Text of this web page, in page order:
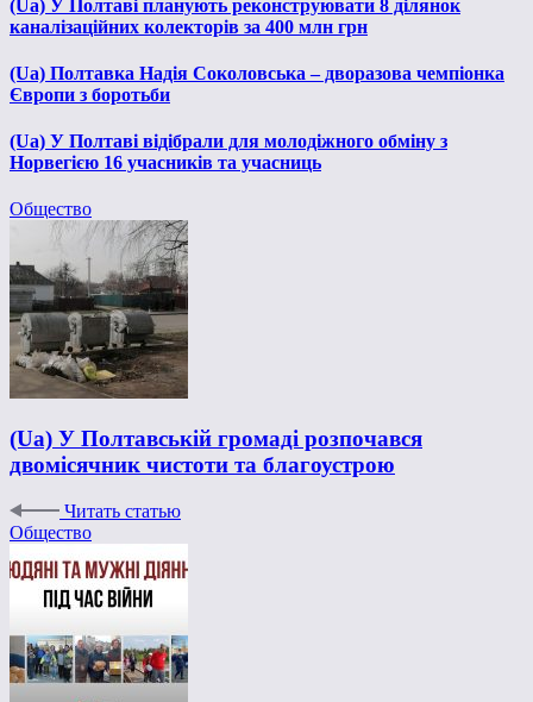
(Ua) У Полтаві планують реконструювати 8 ділянок
каналізаційних колекторів за 400 млн грн
(Ua) Полтавка Надія Соколовська – дворазова чемпіонка
Європи з боротьби
(Ua) У Полтаві відібрали для молодіжного обміну з
Норвегією 16 учасників та учасниць
Общество
(Ua) У Полтавській громаді розпочався
двомісячник чистоти та благоустрою
Читать статью
Общество